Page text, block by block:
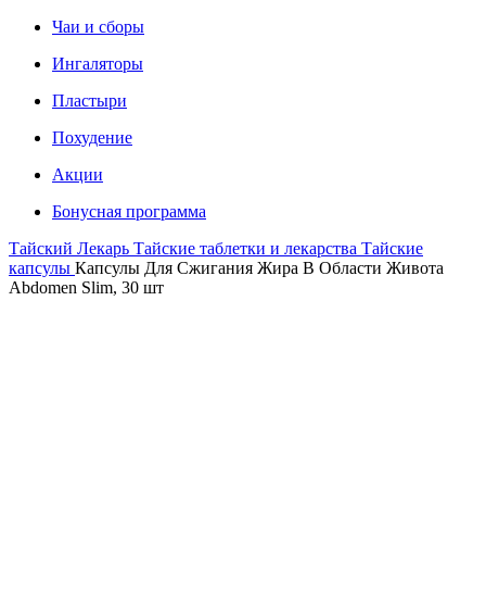
Чаи и сборы
Ингаляторы
Пластыри
Похудение
Акции
Бонусная программа
Тайский Лекарь Тайские таблетки и лекарства Тайские
капсулы Капсулы Для Сжигания Жира В Области Живота
Abdomen Slim, 30 шт